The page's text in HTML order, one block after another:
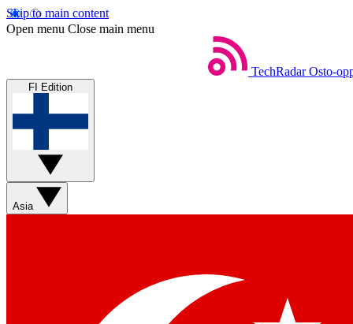
Skip to main content
Open menu Close main menu
TechRadar Osto-
FI Edition
Asia